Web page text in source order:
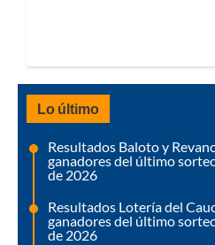
Lo último
Resultados Baloto y
ganadores del último
de 2026
Resultados Lotería del
ganadores del último
de 2026